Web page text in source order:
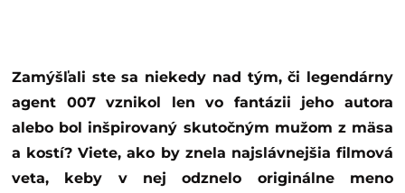
Zamýšľali ste sa niekedy nad tým, či legendárny
agent 007 vznikol len vo fantázii jeho autora
alebo bol inšpirovaný skutočným mužom z mäsa
a kostí? Viete, ako by znela najslávnejšia filmová
veta, keby v nej odznelo originálne meno